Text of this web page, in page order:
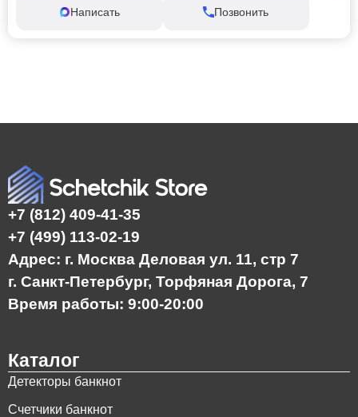
Написать Позвонить
+7 (812) 409-41-35
+7 (499) 113-02-19
Адрес: г. Москва Деловая ул. 11, стр 7
г. Санкт-Петербург, Торфяная Дорога, 7
Время работы: 9:00-20:00
Каталог
Детекторы банкнот
Счетчики банкнот